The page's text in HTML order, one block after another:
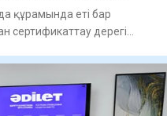
құрамында еті бар
сертификаттау дерегі